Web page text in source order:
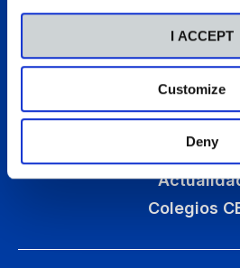
I ACCEPT
Customize
Deny
Etapas
Programas Vida
Talento
Pastoral
Colegios